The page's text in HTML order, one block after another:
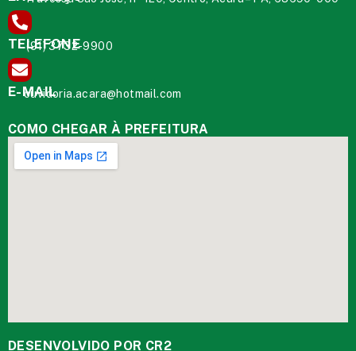
TELEFONE
(91) 3732-9900
E-MAIL
ouvidoria.acara@hotmail.com
COMO CHEGAR À PREFEITURA
DESENVOLVIDO POR CR2